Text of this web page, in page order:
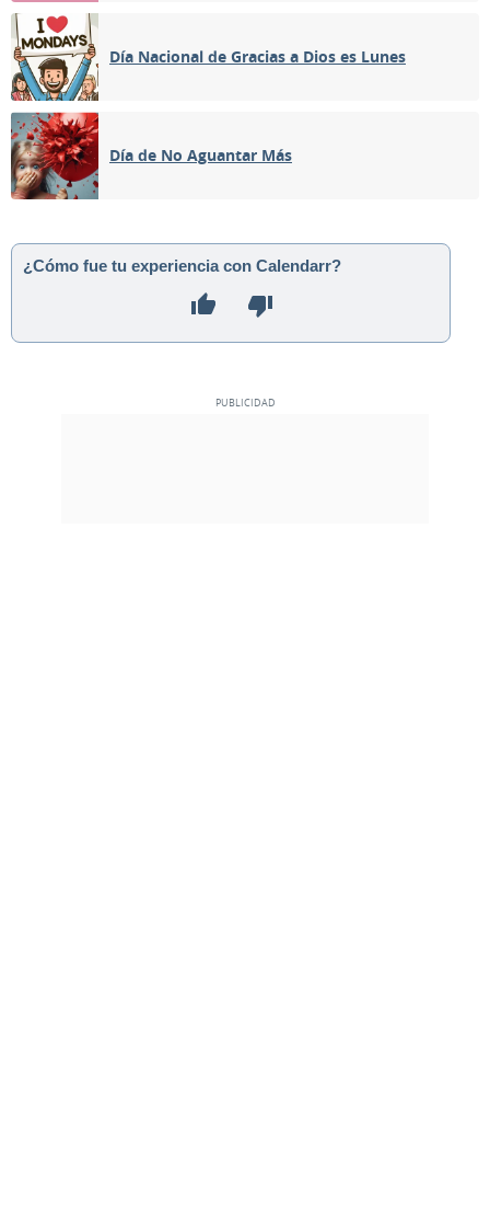
Día Nacional de Gracias a Dios es Lunes
Día de No Aguantar Más
¿Cómo fue tu experiencia con Calendarr?